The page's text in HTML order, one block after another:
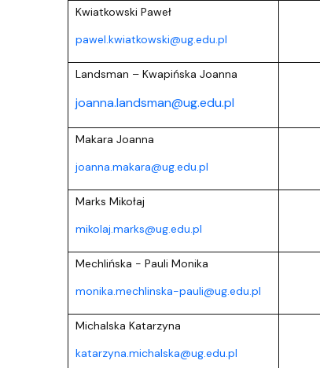
Kwiatkowski Paweł
pawel.kwiatkowski@ug.edu.pl
Landsman – Kwapińska Joanna
joanna.landsman@ug.edu.pl
Makara Joanna
joanna.makara@ug.edu.pl
Marks Mikołaj
mikolaj.marks@ug.edu.pl
Mechlińska - Pauli Monika
monika.mechlinska-pauli@ug.edu.pl
Michalska Katarzyna
katarzyna.michalska@ug.edu.pl